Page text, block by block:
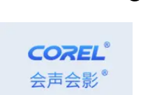
图3：使用速度/时间流